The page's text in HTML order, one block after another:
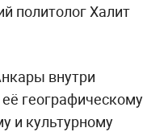
политолог Халит
внутри
географическому
и культурному